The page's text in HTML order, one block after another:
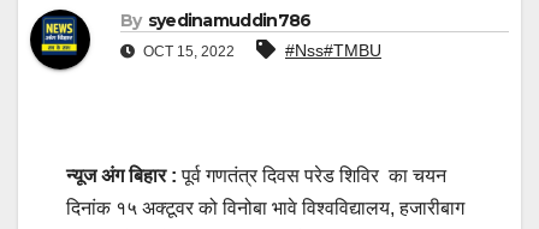
By syedinamuddin786
OCT 15, 2022 #Nss#TMBU
न्यूज अंग बिहार :पूर्व गणतंत्र दिवस परेड शिविर का चयन
दिनांक १५ अक्टूवर को विनोबा भावे विश्वविद्यालय, हजारीबाग